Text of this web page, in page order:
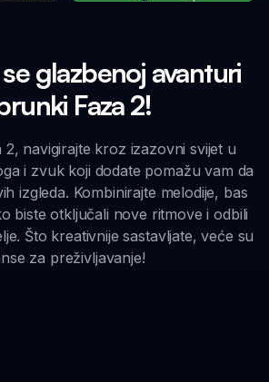
glazbenoj avanturi
Faza 2!
navigirajte kroz izazovni svijet u
i zvuk koji dodate pomažu vam da
izgleda. Kombinirajte melodije, bas
biste otključali nove ritmove i odbili
Što kreativnije sastavljate, veće su
za preživljavanje!